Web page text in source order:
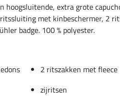
hoogsluitende, extra grote
met kinbeschermer, 2
badge. 100 % polyester.
2 ritszakken met fleece
zijritsen